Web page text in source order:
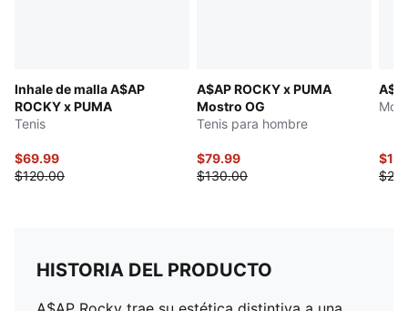
Inhale de malla A$AP
ROCKY x PUMA
Tenis
$69.99
$120.00
A$AP ROCKY x PUMA
Mostro OG
Tenis para hombre
$79.99
$130.00
HISTORIA DEL PRODUCTO